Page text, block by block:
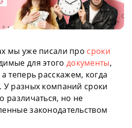
мы уже писали про сроки
для этого документы,
а теперь расскажем, когда
разных компаний сроки
различаться, но не
законодательством